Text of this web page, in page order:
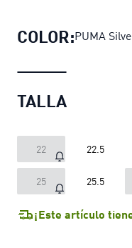
COLOR:PUMA
TALLA
22 22.5
25 25.5
¡Este artículo